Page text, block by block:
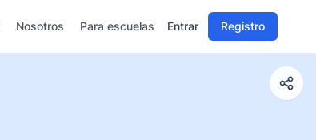
Nosotros Para escuelas Entrar Registro